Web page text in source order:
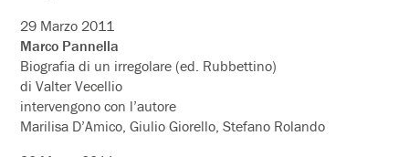
29 Marzo 2011
Marco Pannella
Biografia di un irregolare (ed. Rubbettino)
di Valter Vecellio
intervengono con l’autore
Marilisa D’Amico, Giulio Giorello, Stefano Rolando